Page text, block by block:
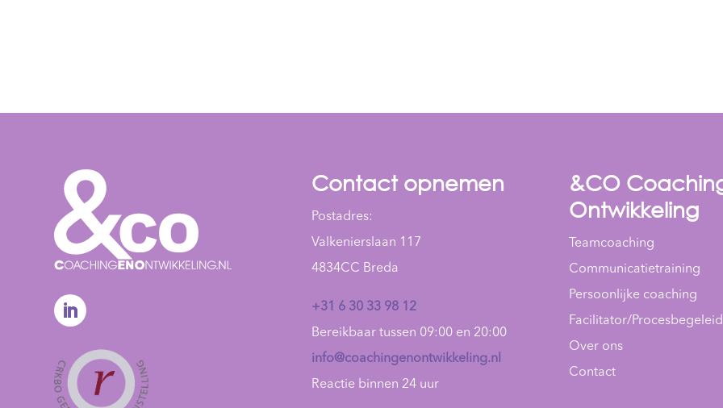
Contact opnemen
Postadres:
Valkenierslaan 117
4834CC Breda
+31 6 30 33 98 12
Bereikbaar tussen 09:00 en 20:00
info@coachingenontwikkeling.nl
Reactie binnen 24 uur
&CO
Ontwikkeling
Teamcoaching
Communicatietraining
Persoonlijke coaching
Facilitator/
Over ons
Contact